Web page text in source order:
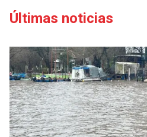
Últimas noticias